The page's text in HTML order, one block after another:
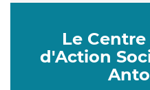
Le
d'Action